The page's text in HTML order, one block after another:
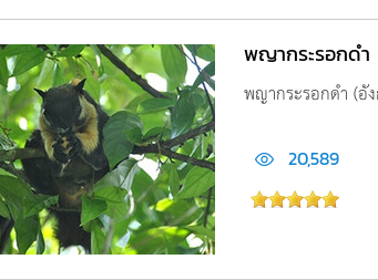
พญากระรอกดำ
พญากระรอกดำ (อั
20,589